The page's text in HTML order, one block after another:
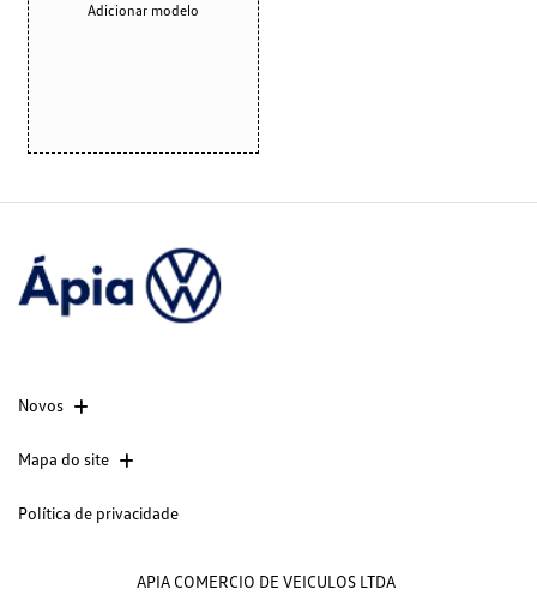
Adicionar modelo
Novos
Mapa do site
Política de privacidade
APIA COMERCIO DE VEICULOS LTDA